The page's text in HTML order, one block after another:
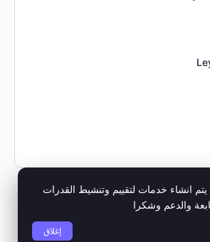
انشاء خدمات لتقييم وتنشيط القدرات
والدعم وشكرا
إغلاق